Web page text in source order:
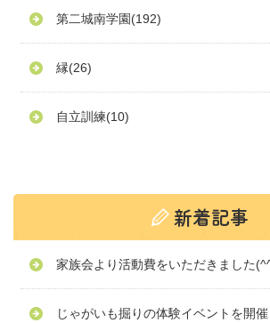
第二城南学園(192)
縁(26)
自立訓練(10)
家族会より活動費をいただきました
じゃがいも掘りの体験イベントを開催